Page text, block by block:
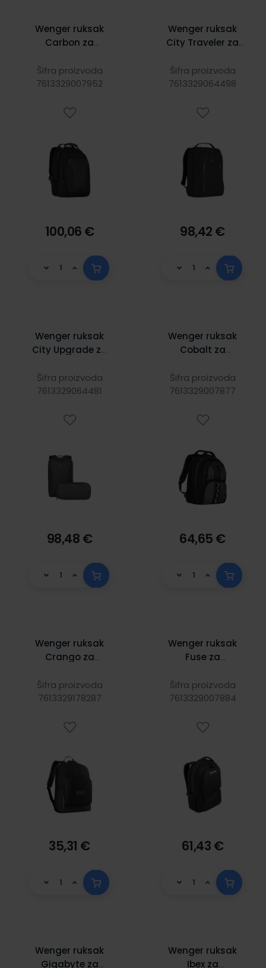
Wenger ruksak
Carbon za
17", crni
Šifra proizvoda
7613329007952
100,06 €
Wenger ruksak
City Traveler za
16", crni
Šifra proizvoda
7613329064498
98,42 €
Wenger ruksak
City Upgrade za
sa dodatnom
torbom, sivi
Šifra proizvoda
7613329064481
98,48 €
Wenger ruksak
Cobalt za
16", crni
Šifra proizvoda
7613329007877
64,65 €
Wenger ruksak
Crango za
16", crni
Šifra proizvoda
7613329178287
35,31 €
Wenger ruksak
Fuse za
15.6", crni
Šifra proizvoda
7613329007884
61,43 €
Wenger ruksak
Gigabyte za
Wenger ruksak
Ibex za